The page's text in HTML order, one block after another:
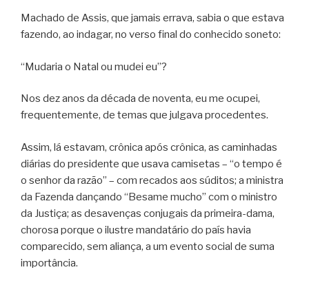
Machado de Assis, que jamais errava, sabia o que estava
fazendo, ao indagar, no verso final do conhecido soneto:
“Mudaria o Natal ou mudei eu”?
Nos dez anos da década de noventa, eu me ocupei,
frequentemente, de temas que julgava procedentes.
Assim, lá estavam, crônica após crônica, as caminhadas
diárias do presidente que usava camisetas – “o tempo é
o senhor da razão” – com recados aos súditos; a ministra
da Fazenda dançando “Besame mucho” com o ministro
da Justiça; as desavenças conjugais da primeira-dama,
chorosa porque o ilustre mandatário do país havia
comparecido, sem aliança, a um evento social de suma
importância.